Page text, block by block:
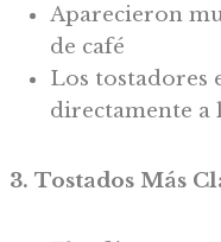
Aparecieron
de café
Los tostadores
directamente a
3. Tostados Más